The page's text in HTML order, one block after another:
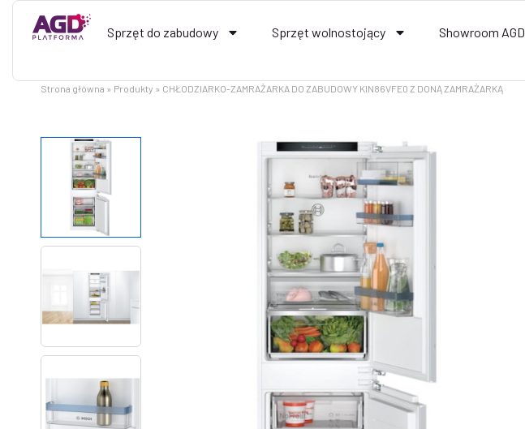
Przejdź
Sprzęt do zabudowy Sprzęt wolnostojący Showroom AGD
Strona główna Produkty CHŁODZIARKO-ZAMRAŻARKA DO ZABUDOWY KIN86VFE0 Z DONĄ ZAMRAŻARKĄ